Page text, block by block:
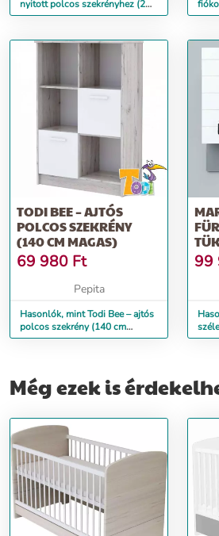
nyitott polcos szekrényhez (2
db/csomag)
TODI BEE – AJTÓS
POLCOS SZEKRÉNY
(140 CM MAGAS)
69 980 Ft
Pepita
Hasonlók, mint Todi Bee – ajtós
polcos szekrény (140 cm
magas)
99
Még ezek is